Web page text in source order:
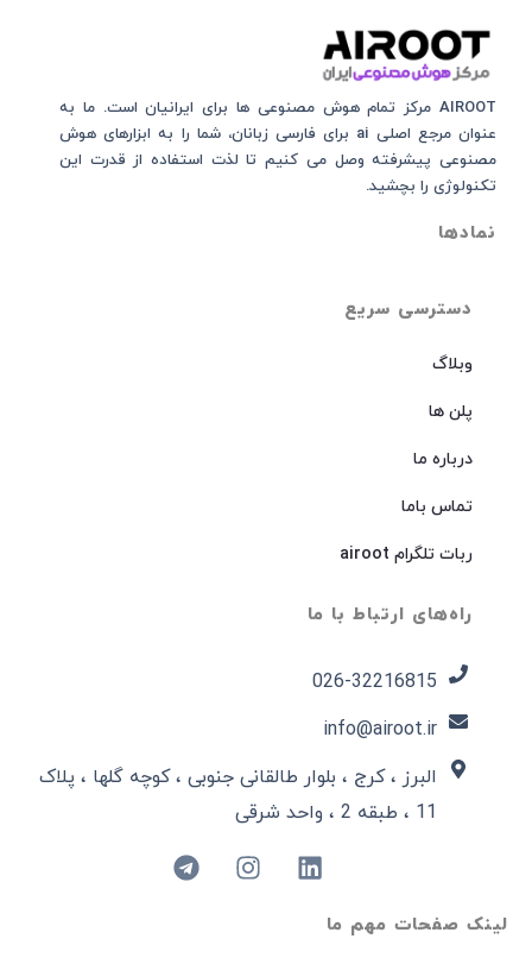
لینک صفحات مهم ما
دسترسی سریع
وبلاگ
پلن ها
درباره ما
تماس باما
ربات تلگرام airoot
راه‌های ارتباط با ما
026-32216815​
info@airoot.ir
البرز ، کرج ، بلوار طالقانی جنوبی ، کوچه گلها ، پلاک
11 ، طبقه 2 ، واحد شرقی
AIROOT مرکز تمام هوش مصنوعی‌‌‌ ها برای ایرانیان است. ما به
عنوان مرجع اصلی ai برای فارسی زبانان، شما را به ابزارهای هوش
مصنوعی پیشرفته وصل می کنیم تا لذت استفاده از قدرت این
تکنولوژی را بچشید.
نمادها